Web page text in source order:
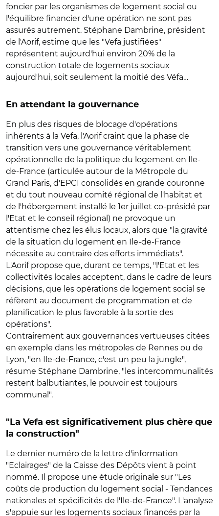
foncier par les organismes de logement social ou
l'équilibre financier d'une opération ne sont pas
assurés autrement. Stéphane Dambrine, président
de l'Aorif, estime que les "Vefa justifiées"
représentent aujourd'hui environ 20% de la
construction totale de logements sociaux
aujourd'hui, soit seulement la moitié des Véfa…
En attendant la gouvernance
En plus des risques de blocage d'opérations
inhérents à la Vefa, l'Aorif craint que la phase de
transition vers une gouvernance véritablement
opérationnelle de la politique du logement en Ile-
de-France (articulée autour de la Métropole du
Grand Paris, d'EPCI consolidés en grande couronne
et du tout nouveau comité régional de l'habitat et
de l'hébergement installé le 1er juillet co-présidé par
l'Etat et le conseil régional) ne provoque un
attentisme chez les élus locaux, alors que "la gravité
de la situation du logement en Ile-de-France
nécessite au contraire des efforts immédiats".
L'Aorif propose que, durant ce temps, "l'Etat et les
collectivités locales acceptent, dans le cadre de leurs
décisions, que les opérations de logement social se
réfèrent au document de programmation et de
planification le plus favorable à la sortie des
opérations".
Contrairement aux gouvernances vertueuses citées
en exemple dans les métropoles de Rennes ou de
Lyon, "en Ile-de-France, c'est un peu la jungle",
résume Stéphane Dambrine, "les intercommunalités
restent balbutiantes, le pouvoir est toujours
communal".
"La Vefa est significativement plus chère que
la construction"
Le dernier numéro de la lettre d'information
"Eclairages" de la Caisse des Dépôts vient à point
nommé. Il propose une étude originale sur "Les
coûts de production du logement social - Tendances
nationales et spécificités de l'Ile-de-France". L'analyse
s'appuie sur les logements sociaux financés par la